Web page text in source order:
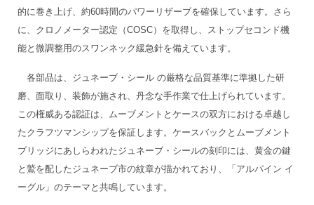
的に巻き上げ、約60時間のパワーリザーブを確保しています。さら
に、クロノメーター認定（COSC）を取得し、ストップセコンド機
能と微調整用のスワンネック緩急針を備えています。
各部品は、ジュネーブ・シール の厳格な品質基準に準拠した研
磨、面取り、装飾が施され、丹念な手作業で仕上げられています。
この権威ある認証は、ムーブメントとケースの双方における卓越し
たクラフツマンシップを保証します。ケースバックとムーブメント
ブリッジにあしらわれたジュネーブ・シールの刻印には、黄金の鍵
と鷲を配したジュネーブ市の紋章が描かれており、「アルパイン イ
ーグル」のテーマと共鳴しています。